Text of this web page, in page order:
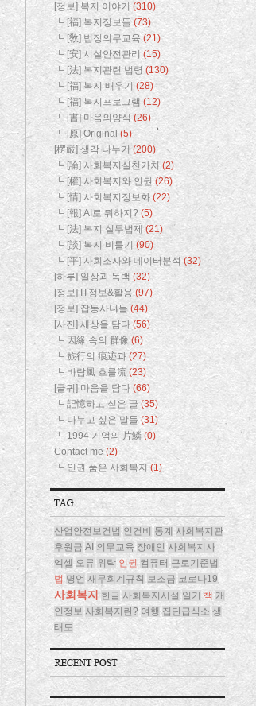
[정보] 복지 이야기 (310)
[福] 복지정보들(73)
[敎] 법정의무교육(21)
[安] 시설안전관리 (15)
[法] 복지관련 법령 (130)
[福] 복지 배우기 (28)
[福] 복지프로그램 (12)
[書] 마음의양식 (26)
[原] Original (5)
[楞嚴] 생각 나누기 (200)
[論] 사회복지실천가치 (2)
[權] 사회복지와 인권(26)
[情] 사회복지정보화 (22)
[報] AI로 뭐하지? (5)
[法] 복지 실무법제 (21)
[談] 복지 비틀기 (90)
[平] 사회조사와 데이터분석 (32)
[하루] 일상과 독백 (32)
[정보] IT정보&활용(97)
[정보] 잡동사니들 (44)
[사진] 세상을 담다 (56)
因緣 속의 群像(6)
旅行의 痕迹과(27)
바람風 흐를流 (23)
[글귀] 마음을 담다 (66)
記憶하고 싶은 글 (35)
나누고 싶은 말들 (31)
1994 기억의 片鱗 (0)
Contact me(2)
인권 품은 사회복지(1)
산업안전보건법 인건비 통계 사회복지관
후원금 AI 의무교육 장애인 사회복지사
엑셀 오류 위탁 인권 컴퓨터 근로기준법
법 명언 재무회계규칙 보조금 코로나19
사회복지 한글 사회복지시설 일기 책 개
인정보 사회복지란? 여행 집단급식소 생
태도